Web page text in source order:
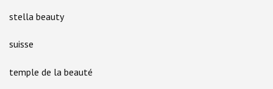
stella beauty
suisse
temple de la beauté